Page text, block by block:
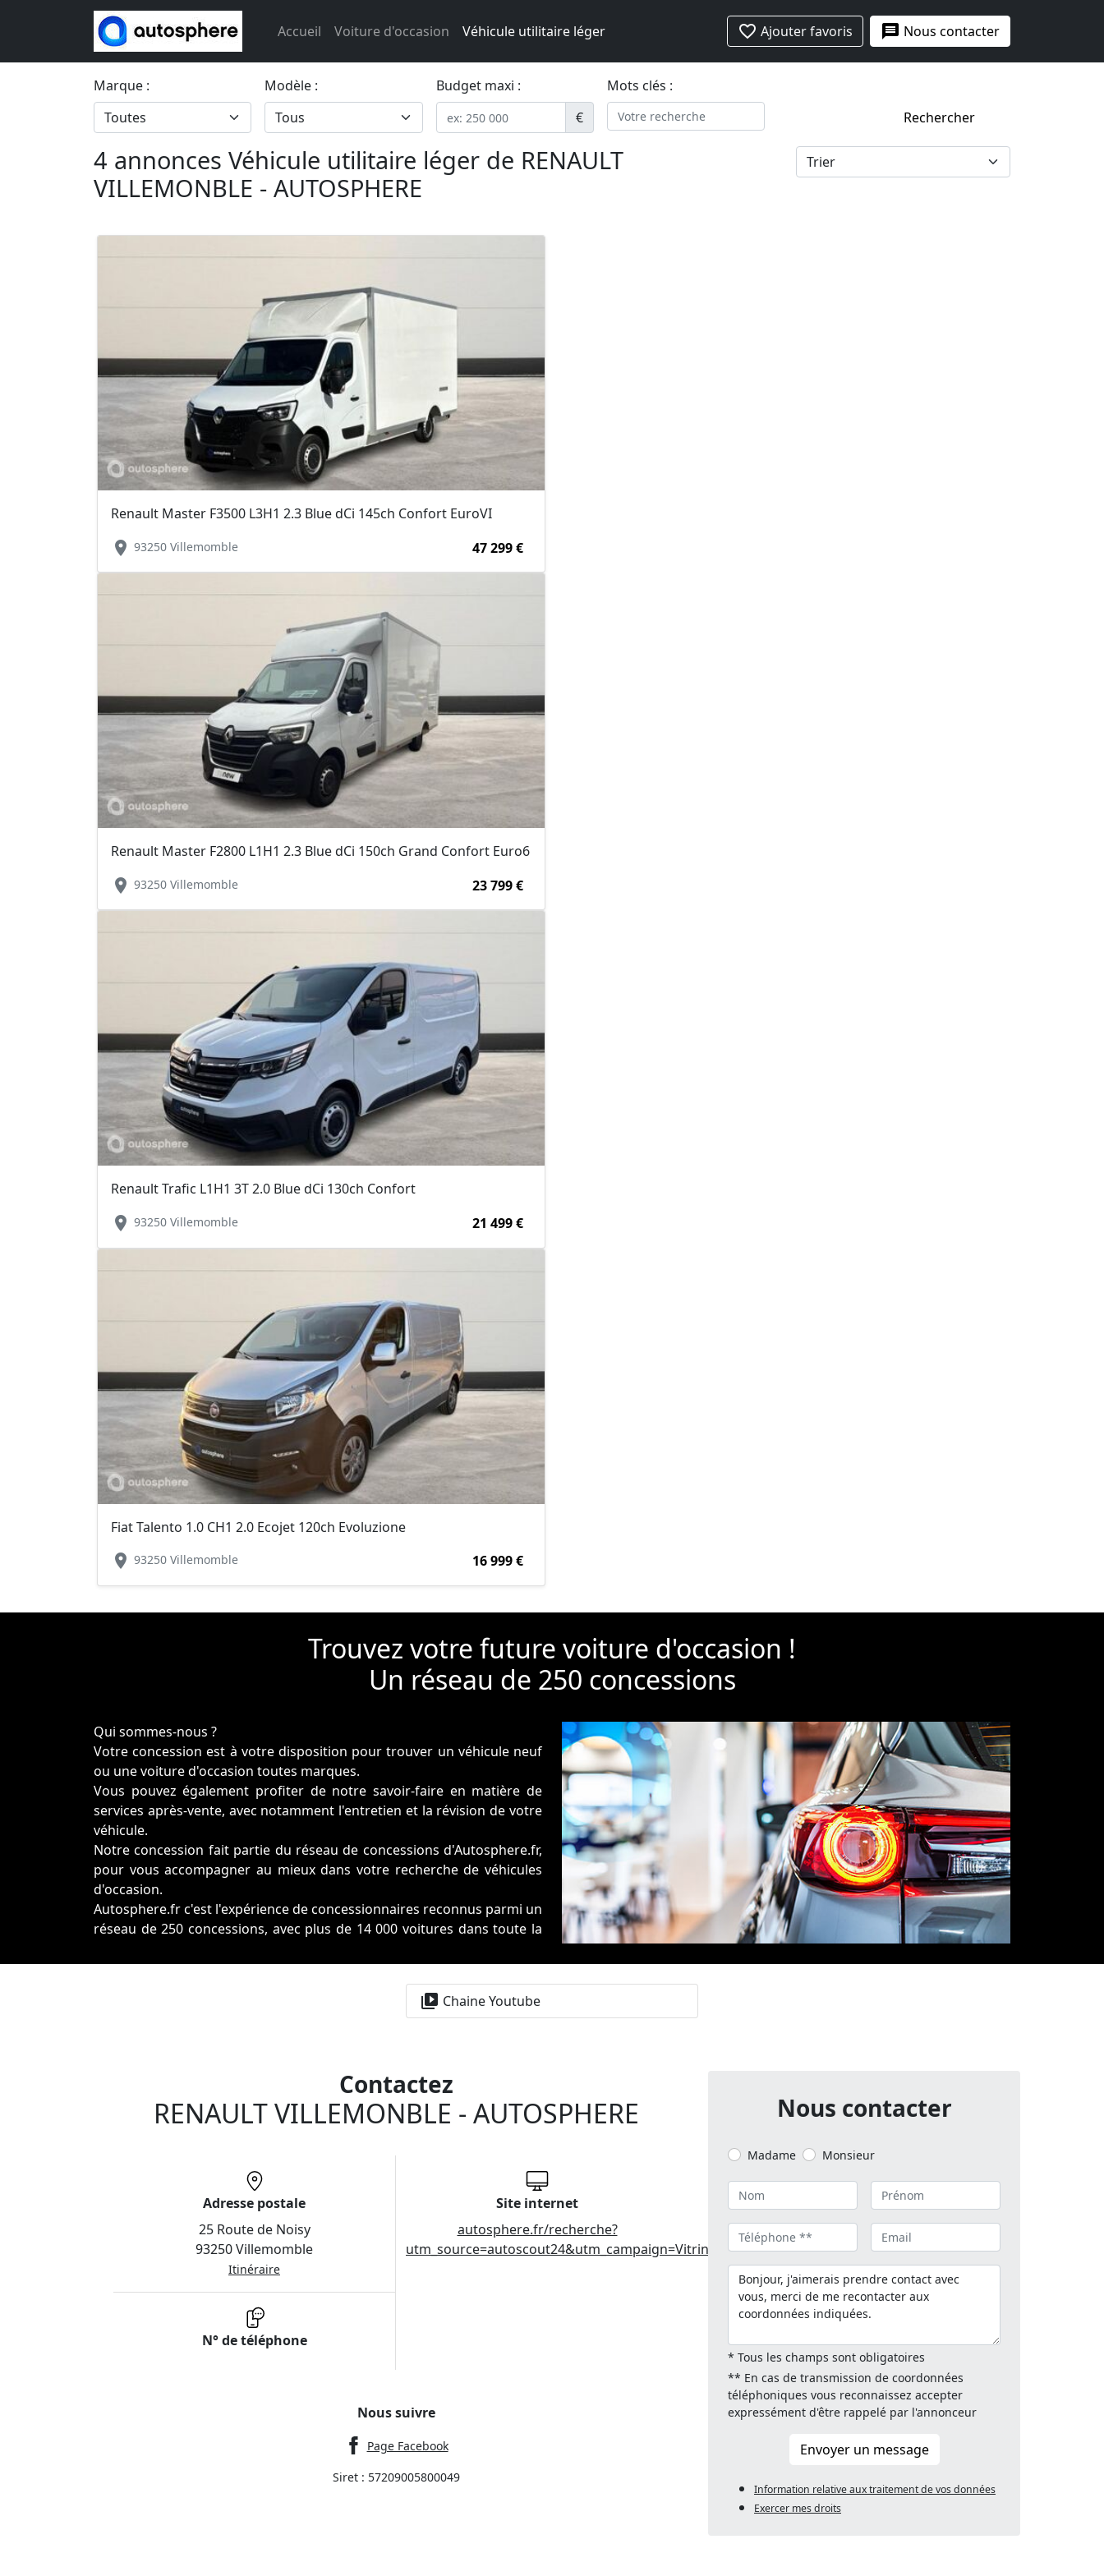
Accueil Voiture d'occasion Véhicule utilitaire léger favorite_border Ajouter favoris message Nous contacter
Marque : Modèle :
Budget maxi :
€
Mots clés :
Rechercher
4 annonces Véhicule utilitaire léger de RENAULT
VILLEMONBLE - AUTOSPHERE
Renault Master F3500 L3H1 2.3 Blue dCi 145ch Confort EuroVI
location_on 93250 Villemomble 47 299 €
Renault Master F2800 L1H1 2.3 Blue dCi 150ch Grand Confort Euro6
location_on 93250 Villemomble 23 799 €
Renault Trafic L1H1 3T 2.0 Blue dCi 130ch Confort
location_on 93250 Villemomble 21 499 €
Fiat Talento 1.0 CH1 2.0 Ecojet 120ch Evoluzione
location_on 93250 Villemomble 16 999 €
Trouvez votre future voiture d'occasion !
Un réseau de 250 concessions
Qui sommes-nous ?
Votre concession est à votre disposition pour trouver un véhicule neuf
ou une voiture d'occasion toutes marques.
Vous pouvez également profiter de notre savoir-faire en matière de
services après-vente, avec notamment l'entretien et la révision de votre
véhicule.
Notre concession fait partie du réseau de concessions d'Autosphere.fr,
pour vous accompagner au mieux dans votre recherche de véhicules
d'occasion.
Autosphere.fr c'est l'expérience de concessionnaires reconnus parmi un
réseau de 250 concessions, avec plus de 14 000 voitures dans toute la
Plus qu'une voiture d'occasion en parfait état et garantie, Autosphere.fr
vous accompagne dans le financement de votre auto comme dans la
video_library Chaine Youtube
Contactez
RENAULT VILLEMONBLE - AUTOSPHERE
Adresse postale
25 Route de Noisy
93250 Villemomble
Itinéraire
Site internet
autosphere.fr/recherche?
utm_source=autoscout24&utm_campaign=Vitrines
N° de téléphone
Nous suivre
Page Facebook
Siret : 57209005800049
Nous contacter
Madame Monsieur
* Tous les champs sont obligatoires
** En cas de transmission de coordonnées
téléphoniques vous reconnaissez accepter
expressément d'être rappelé par l'annonceur
Envoyer un message
Information relative aux traitement de vos données
Exercer mes droits